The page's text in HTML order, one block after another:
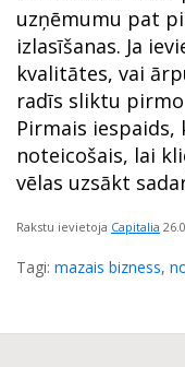
uzņēmumu pat
izlasīšanas. Ja
kvalitātes, vai
radīs sliktu
Pirmais
noteicošais, lai
vēlas uzsākt
Rakstu ievietoja Capitalia
Tagi: mazais bizness,